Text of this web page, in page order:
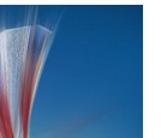
Одил